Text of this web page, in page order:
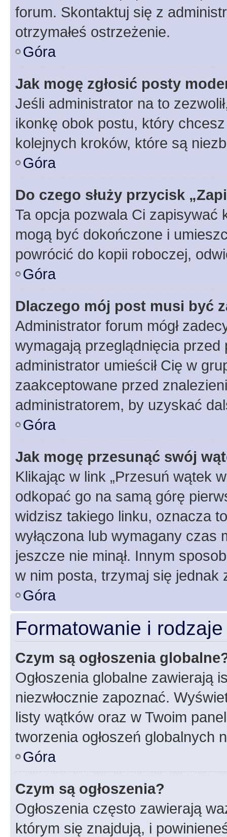
forum. Skontaktuj się z
otrzymałeś ostrzeżenie.
Góra
Jak mogę zgłosić posty
Jeśli administrator na to
ikonkę obok postu, który
kolejnych kroków, które są
Góra
Do czego służy przycisk
Ta opcja pozwala Ci zapisywać
mogą być dokończone i
powrócić do kopii roboczej,
Góra
Dlaczego mój post musi być
Administrator forum mógł
wymagają przeglądnięcia
administrator umieścił Cię w
zaakceptowane przed
administratorem, by uzyskać
Góra
Jak mogę przesunąć swój
Klikając w link „Przesuń wątek
odkopać go na samą górę
widzisz takiego linku, oznacza
wyłączona lub wymagany czas
jeszcze nie minął. Innym
w nim posta, trzymaj się jednak
Góra
Formatowanie i
Czym są ogłoszenia
Ogłoszenia globalne zawierają
niezwłocznie zapoznać.
listy wątków oraz w Twoim
tworzenia ogłoszeń globalnych
Góra
Czym są ogłoszenia?
Ogłoszenia często zawierają
którym się znajdują, i